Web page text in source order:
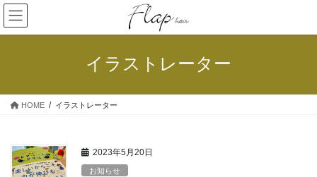
コ
ン
テ
ス
ナ
ビ
ゲ
ン
イラストレーター
HOME イラストレーター
2023年5月20日
お知らせ